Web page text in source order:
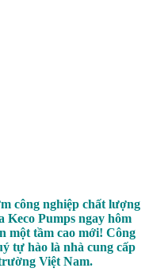
công nghiệp chất lượng
Keco Pumps ngay hôm
một tầm cao mới! Công
tự hào là nhà cung cấp
Việt Nam.